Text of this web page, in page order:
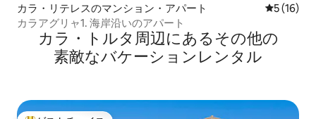
カラ・リテレスのマンション・アパート レビュー
5 (16)
カラアグリャ1. 海岸沿いのアパート
カラ・トルタ⁠周⁠辺⁠に⁠あ⁠るそ⁠の⁠他⁠の
素⁠敵⁠なバ⁠ケ⁠ー⁠シ⁠ョ⁠ン⁠レ⁠ン⁠タ⁠ル